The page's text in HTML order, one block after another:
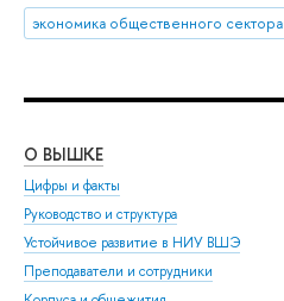
экономика общественного сектора
О ВЫШКЕ
Цифры и факты
Руководство и структура
Устойчивое развитие в НИУ ВШЭ
Преподаватели и сотрудники